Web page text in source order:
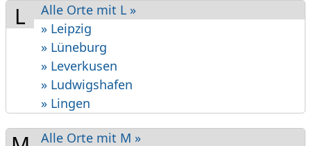
L
Alle Orte mit L »
» Leipzig
» Lüneburg
» Leverkusen
» Ludwigshafen
» Lingen
Alle Orte mit M »